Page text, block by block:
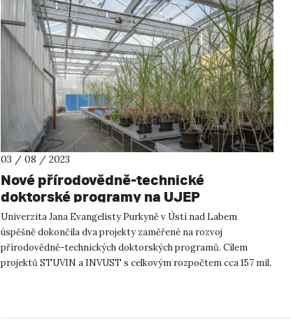
03 / 08 / 2023
Nové přírodovědně-technické
doktorské programy na UJEP
Univerzita Jana Evangelisty Purkyně v Ústí nad Labem
úspěšně dokončila dva projekty zaměřené na rozvoj
přírodovědně-technických doktorských programů. Cílem
projektů STUVIN a INVUST s celkovým rozpočtem cca 157 mil.